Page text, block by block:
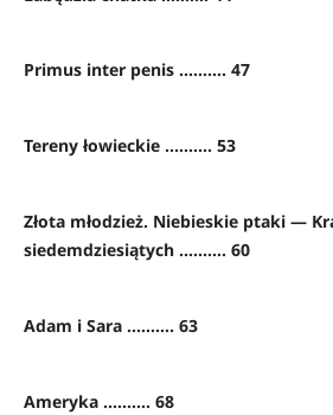
Primus inter penis .......... 47
Tereny łowieckie .......... 53
Złota młodzież. Niebieskie ptaki —
siedemdziesiątych .......... 60
Adam i Sara .......... 63
Ameryka .......... 68